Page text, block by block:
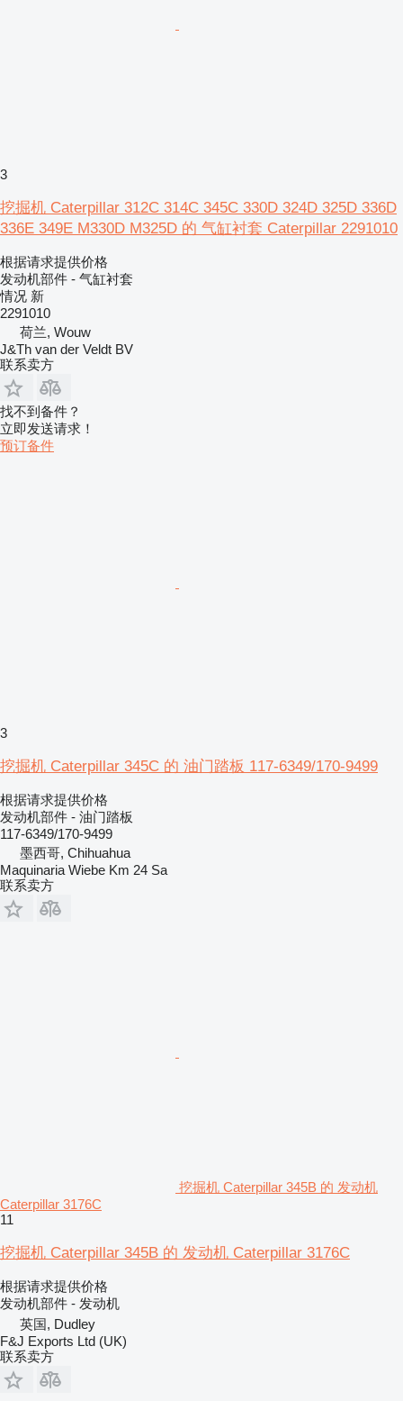
3
挖掘机 Caterpillar 312C 314C 345C 330D 324D 325D 336D
336E 349E M330D M325D 的 气缸衬套 Caterpillar 2291010
根据请求提供价格
发动机部件 - 气缸衬套
情况 新
2291010
荷兰, Wouw
J&Th van der Veldt BV
联系卖方
找不到备件？
立即发送请求！
预订备件
3
挖掘机 Caterpillar 345C 的 油门踏板 117-6349/170-9499
根据请求提供价格
发动机部件 - 油门踏板
117-6349/170-9499
墨西哥, Chihuahua
Maquinaria Wiebe Km 24 Sa
联系卖方
挖掘机 Caterpillar 345B 的 发动机
Caterpillar 3176C
11
挖掘机 Caterpillar 345B 的 发动机 Caterpillar 3176C
根据请求提供价格
发动机部件 - 发动机
英国, Dudley
F&J Exports Ltd (UK)
联系卖方